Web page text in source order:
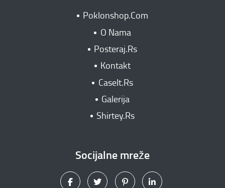
Poklonshop.Com
O Nama
Posteraj.Rs
Kontakt
CaseIt.Rs
Galerija
Shirtey.Rs
Socijalne mreže